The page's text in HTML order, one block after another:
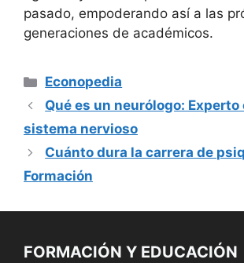
pasado, empoderando así a las
generaciones de académicos.
Categorías
Econopedia
Qué es un neurólogo: Experto
sistema nervioso
Cuánto dura la carrera de
Formación
FORMACIÓN Y EDUCACIÓN